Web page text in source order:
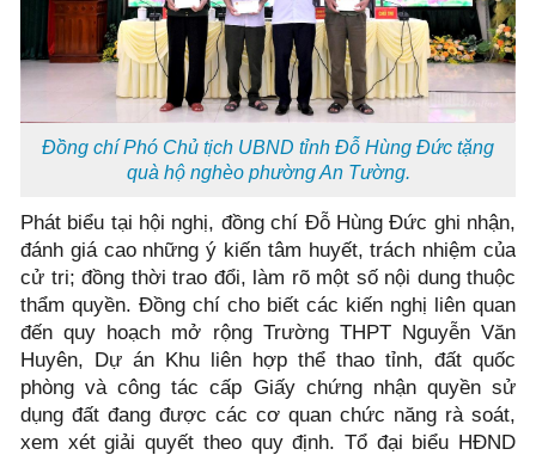
Đồng chí Phó Chủ tịch UBND tỉnh Đỗ Hùng Đức tặng
quà hộ nghèo phường An Tường.
Phát biểu tại hội nghị, đồng chí Đỗ Hùng Đức ghi nhận,
đánh giá cao những ý kiến tâm huyết, trách nhiệm của
cử tri; đồng thời trao đổi, làm rõ một số nội dung thuộc
thẩm quyền. Đồng chí cho biết các kiến nghị liên quan
đến quy hoạch mở rộng Trường THPT Nguyễn Văn
Huyên, Dự án Khu liên hợp thể thao tỉnh, đất quốc
phòng và công tác cấp Giấy chứng nhận quyền sử
dụng đất đang được các cơ quan chức năng rà soát,
xem xét giải quyết theo quy định. Tổ đại biểu HĐND